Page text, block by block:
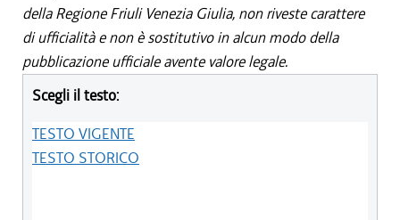
della Regione Friuli Venezia Giulia, non riveste carattere
di ufficialità e non è sostitutivo in alcun modo della
pubblicazione ufficiale avente valore legale.
Scegli il testo:
TESTO VIGENTE
TESTO STORICO